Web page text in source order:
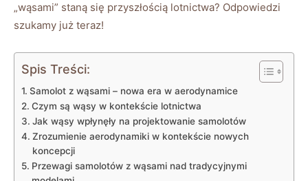
„wąsami” staną się przyszłością lotnictwa? Odpowiedzi
szukamy już teraz!
Spis Treści:
Samolot z‍ wąsami –⁣ nowa era w⁣ aerodynamice
Czym są wąsy w kontekście lotnictwa
Jak wąsy wpłynęły na projektowanie samolotów
Zrozumienie aerodynamiki w kontekście nowych
koncepcji
Przewagi samolotów z wąsami nad tradycyjnymi⁢